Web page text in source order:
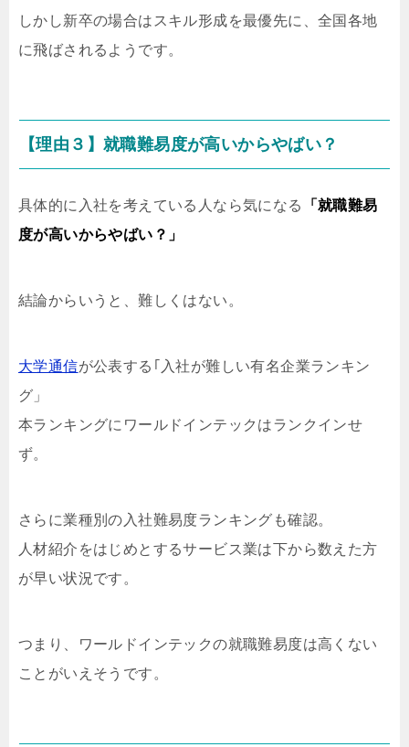
しかし新卒の場合はスキル形成を最優先に、全国各地
に飛ばされるようです。
【理由３】就職難易度が高いからやばい？
具体的に入社を考えている人なら気になる
「就職難易
度が高いからやばい？」
結論からいうと、難しくはない。
大学通信が公表する｢入社が難しい有名企業ランキン
グ」
本ランキングにワールドインテックはランクインせ
ず。
さらに業種別の入社難易度ランキングも確認。
人材紹介をはじめとするサービス業は下から数えた方
が早い状況です。
つまり、ワールドインテックの就職難易度は高くない
ことがいえそうです。